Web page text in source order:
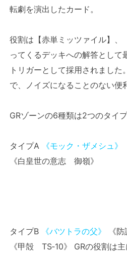
転劇を演出したカード。
役割は【赤単ミッツァイル】、
ってくるデッキへの解答として
トリガーとして採用されまし
で、ノイズになることのない便
GRゾーンの6種類は2つのタイ
タイプA 《モック・ザメシュ》
《白皇世の意志 御嶺》
タイプB 《バツトラの父》
《
《甲殻 TS‐10》 GRの役割は